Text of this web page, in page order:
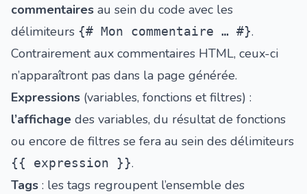
commentaires au sein du code avec les
délimiteurs {# Mon commentaire … #}.
Contrairement aux commentaires HTML, ceux-ci
n’apparaîtront pas dans la page générée.
Expressions (variables, fonctions et filtres) :
l’affichage des variables, du résultat de fonctions
ou encore de filtres se fera au sein des délimiteurs
{{ expression }}.
Tags : les tags regroupent l’ensemble des